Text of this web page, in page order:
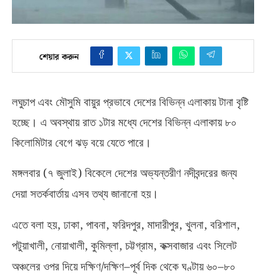
শেয়ার করুন
লঘুচাপ এবং মৌসুমি বায়ুর প্রভাবে দেশের বিভিন্ন এলাকায় টানা বৃষ্টি
হচ্ছে। এ অবস্থায় রাত ১টার মধ্যে দেশের বিভিন্ন এলাকায় ৮০
কিলোমিটার বেগে ঝড় বয়ে যেতে পারে।
মঙ্গলবার (৭ জুলাই) বিকেলে দেশের অভ্যন্তরীণ নদীবন্দরের জন্য
দেয়া সতর্কবার্তায় এসব তথ্য জানানো হয়।
এতে বলা হয়, ঢাকা, পাবনা, ফরিদপুর, মাদারীপুর, খুলনা, বরিশাল,
পটুয়াখালী, নোয়াখালী, কুমিল্লা, চট্টগ্রাম, কক্সবাজার এবং সিলেট
অঞ্চলের ওপর দিয়ে দক্ষিণ/দক্ষিণ–পূর্ব দিক থেকে ঘণ্টায় ৬০–৮০